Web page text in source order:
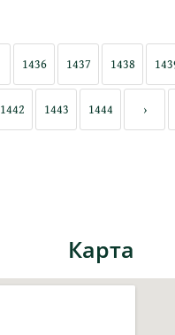
1436 1437 1438
1442 1443 1444 ›
Карта